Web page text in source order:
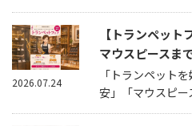
【トランペット
マウスピースま
「トランペット
安」「マウスピー
2026.07.24